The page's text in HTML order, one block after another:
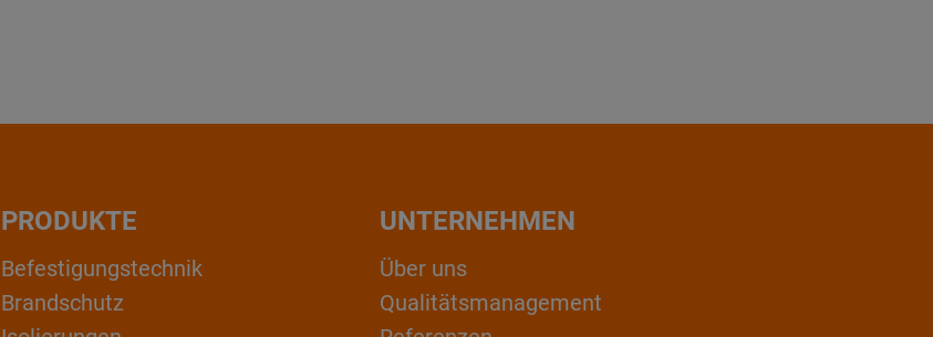
PRODUKTE
Befestigungstechnik
Brandschutz
UNTERNEHMEN
Über uns
Qualitätsmanagement